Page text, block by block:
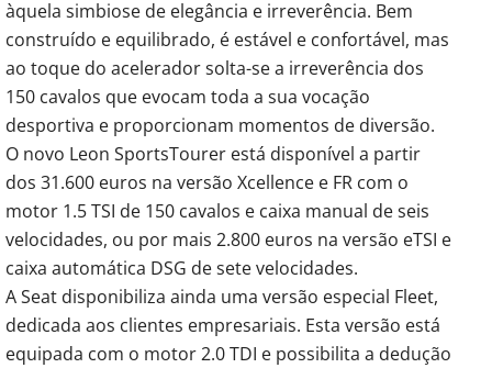
àquela simbiose de elegância e irreverência. Bem
construído e equilibrado, é estável e confortável, mas
ao toque do acelerador solta-se a irreverência dos
150 cavalos que evocam toda a sua vocação
desportiva e proporcionam momentos de diversão.
O novo Leon SportsTourer está disponível a partir
dos 31.600 euros na versão Xcellence e FR com o
motor 1.5 TSI de 150 cavalos e caixa manual de seis
velocidades, ou por mais 2.800 euros na versão eTSI e
caixa automática DSG de sete velocidades.
A Seat disponibiliza ainda uma versão especial Fleet,
dedicada aos clientes empresariais. Esta versão está
equipada com o motor 2.0 TDI e possibilita a dedução